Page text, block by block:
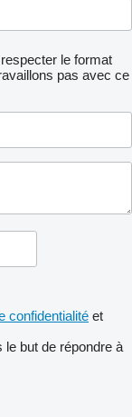
le format
pas avec ce
confidentialité et
but de répondre à